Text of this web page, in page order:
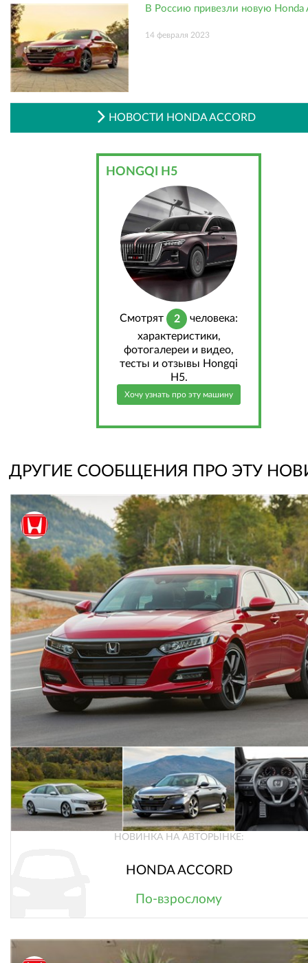
В Россию привезли новую Honda
14 февраля 2023
НОВОСТИ HONDA ACCORD
HONGQI H5
Cмотрят 2
человека:
характеристики,
фотогалереи и видео,
тесты и отзывы Hongqi
H5.
Хочу узнать про эту машину
ДРУГИЕ СООБЩЕНИЯ ПРО ЭТУ
НОВИНКА НА АВТОРЫНКЕ:
HONDA ACCORD
По-взрослому